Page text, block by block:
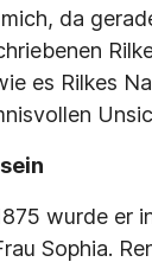
da
es Rilkes
wurde er
Sophia.